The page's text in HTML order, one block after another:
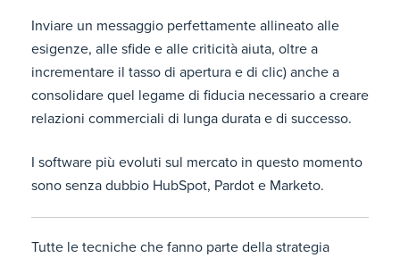
Inviare un messaggio perfettamente allineato alle
esigenze, alle sfide e alle criticità aiuta, oltre a
incrementare il tasso di apertura e di clic) anche a
consolidare quel legame di fiducia necessario a creare
relazioni commerciali di lunga durata e di successo.
I software più evoluti sul mercato in questo momento
sono senza dubbio HubSpot, Pardot e Marketo.
Tutte le tecniche che fanno parte della strategia